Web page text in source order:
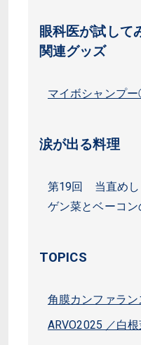
眼科医が試して
関連グッズ
マイボシャンプ
涙が出る料理
第19回 当直めし
ゲン菜とベーコ
TOPICS
角膜カンファラ
ARVO2025 ／白